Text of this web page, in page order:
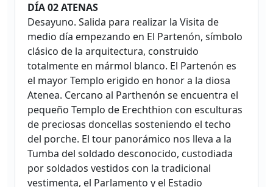
DÍA 02 ATENAS
Desayuno. Salida para realizar la Visita de
medio día empezando en El Partenón, símbolo
clásico de la arquitectura, construido
totalmente en mármol blanco. El Partenón es
el mayor Templo erigido en honor a la diosa
Atenea. Cercano al Parthenón se encuentra el
pequeño Templo de Erechthion con esculturas
de preciosas doncellas sosteniendo el techo
del porche. El tour panorámico nos lleva a la
Tumba del soldado desconocido, custodiada
por soldados vestidos con la tradicional
vestimenta, el Parlamento y el Estadio